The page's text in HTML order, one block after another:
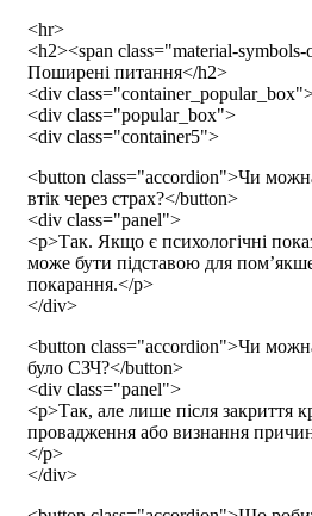
<hr>
<h2><span class="material-
Поширені питання</h2>
<div
<div class="popular_box">
<div class="container5">
<button class="accordion">Чи
втік через страх?</button>
<div class="panel">
<p>Так. Якщо є психологічні
може бути підставою для
покарання.</p>
</div>
<button class="accordion">Чи
було СЗЧ?</button>
<div class="panel">
<p>Так, але лише після закриття
провадження або визнання
</p>
</div>